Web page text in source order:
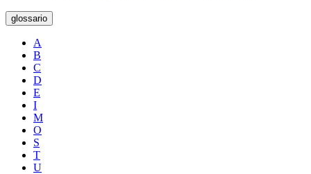
glossario
A
B
C
D
E
I
M
O
S
T
U